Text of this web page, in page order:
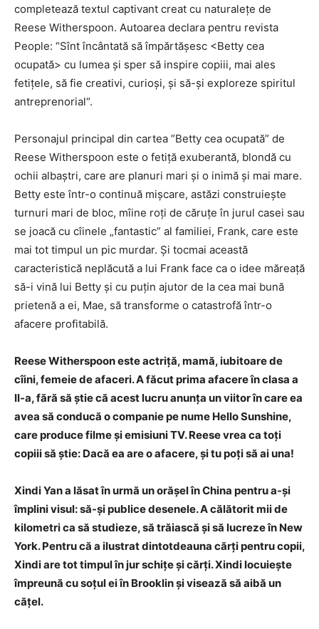
completează textul captivant creat cu naturalețe de
Reese Witherspoon. Autoarea declara pentru revista
People: “Sînt încântată să împărtășesc <Betty cea
ocupată> cu lumea și sper să inspire copiii, mai ales
fetițele, să fie creativi, curioși, și să-și exploreze spiritul
antreprenorial“.
Personajul principal din cartea ”Betty cea ocupată” de
Reese Witherspoon este o fetiță exuberantă, blondă cu
ochii albaștri, care are planuri mari și o inimă și mai mare.
Betty este într-o continuă mișcare, astăzi construiește
turnuri mari de bloc, mîine roți de căruțe în jurul casei sau
se joacă cu cîinele „fantastic” al familiei, Frank, care este
mai tot timpul un pic murdar. Și tocmai această
caracteristică neplăcută a lui Frank face ca o idee măreață
să-i vină lui Betty și cu puțin ajutor de la cea mai bună
prietenă a ei, Mae, să transforme o catastrofă într-o
afacere profitabilă.
Reese Witherspoon este actriță, mamă, iubitoare de
cîini, femeie de afaceri. A făcut prima afacere în clasa a
II-a, fără să știe că acest lucru anunța un viitor în care ea
avea să conducă o companie pe nume Hello Sunshine,
care produce filme și emisiuni TV. Reese vrea ca toți
copiii să știe: Dacă ea are o afacere, și tu poți să ai una!
Xindi Yan a lăsat în urmă un orășel în China pentru a-și
împlini visul: să-și publice desenele. A călătorit mii de
kilometri ca să studieze, să trăiască și să lucreze în New
York. Pentru că a ilustrat dintotdeauna cărți pentru copii,
Xindi are tot timpul în jur schițe și cărți. Xindi locuiește
împreună cu soțul ei în Brooklin și visează să aibă un
cățel.